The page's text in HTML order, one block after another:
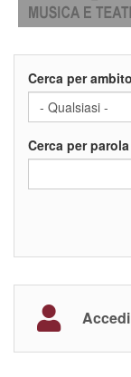
Cerca per ambito
Cerca per
Accedi